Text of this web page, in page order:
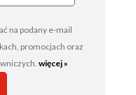
na podany e-mail
promocjach oraz
więcej »